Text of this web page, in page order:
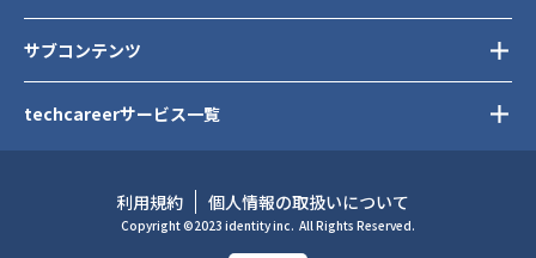
サブコンテンツ
techcareerサービス一覧
利用規約 個人情報の取扱いについて
Copyright ©2023 identity inc. All Rights Reserved.